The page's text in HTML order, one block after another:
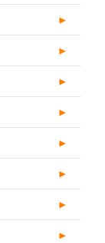
►
►
►
►
►
►
►
►